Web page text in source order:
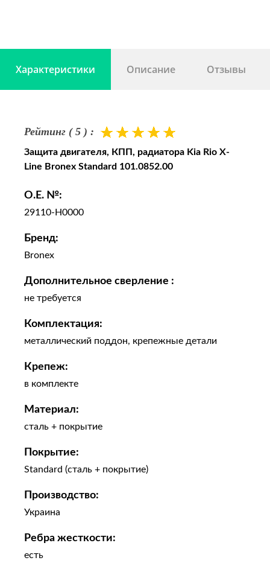
Характеристики Описание Отзывы
Рейтинг ( 5 ) :
Защита двигателя, КПП, радиатора Kia Rio X-
Line Bronex Standard 101.0852.00
O.E. №:
29110-H0000
Бренд:
Bronex
Дополнительное сверление :
не требуется
Комплектация:
металлический поддон, крепежные детали
Крепеж:
в комплекте
Материал:
сталь + покрытие
Покрытие:
Standard (сталь + покрытие)
Производство:
Украина
Ребра жесткости:
есть